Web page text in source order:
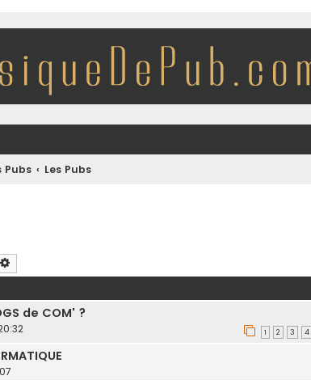
Pubs Les Pubs
de COM' ?
1 2 3 4